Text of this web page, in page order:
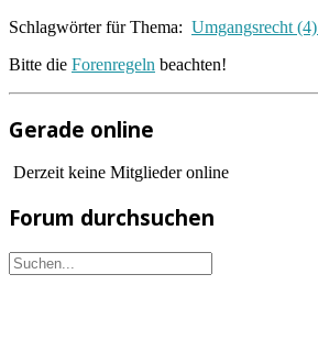
Schlagwörter für Thema: Umgangsrecht (4)
Bitte die Forenregeln beachten!
Gerade online
Derzeit keine Mitglieder online
Forum durchsuchen